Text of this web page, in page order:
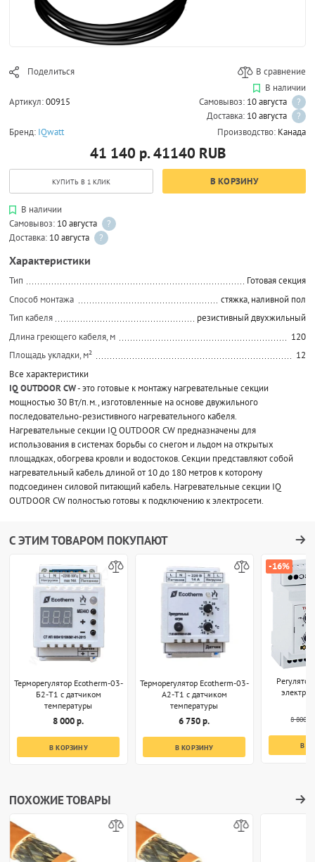
Поделиться В сравнение
Артикул:00915
В наличии
Самовывоз: 10 августа
?
Доставка: 10 августа
?
Бренд: IQwatt Производство: Канада
41 140 р. 41140 RUB
КУПИТЬ В 1 КЛИК В КОРЗИНУ
В наличии
Самовывоз: 10 августа
?
Доставка: 10 августа ?
Характеристики
Тип
Готовая секция
Способ монтажа
стяжка, наливной пол
Тип кабеля
резистивный двухжильный
Длина греющего кабеля, м
120
Площадь укладки, м²
12
Все характеристики
IQ OUTDOOR CW- это готовые к монтажу нагревательные секции
мощностью 30 Вт/п.м., изготовленные на основе двужильного
последовательно-резистивного нагревательного кабеля.
Нагревательные секции IQ OUTDOOR CW предназначены для
использования в системах борьбы со снегом и льдом на открытых
площадках, обогрева кровли и водостоков. Секции представляют собой
нагревательный кабель длиной от 10 до 180 метров к которому
подсоединен силовой питающий кабель. Нагревательные секции IQ
OUTDOOR CW полностью готовы к подключению к электросети.
С ЭТИМ ТОВАРОМ ПОКУПАЮТ
Терморегулятор Ecotherm-03-
Б2-T1 с датчиком
температуры
8 000 р.
В КОРЗИНУ
Терморегулятор Ecotherm-03-
А2-T1 с датчиком
температуры
6 750 р.
В КОРЗИНУ
-16%
8 800 р.
В
ПОХОЖИЕ ТОВАРЫ